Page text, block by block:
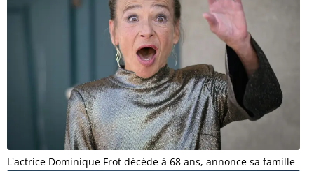
L'actrice Dominique Frot décède à 68 ans, annonce sa famille